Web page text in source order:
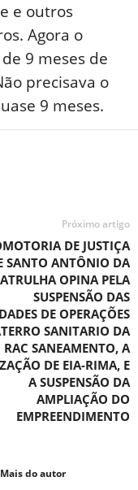
e outros
Agora o
9 meses de
precisava o
9 meses.
Próximo artigo
DE JUSTIÇA
SANTO ANTÔNIO DA
OPINA PELA
SUSPENSÃO DAS
DE OPERAÇÕES
SANITARIO DA
RAC SANEAMENTO, A
DE EIA-RIMA, E
A SUSPENSÃO DA
AMPLIAÇÃO DO
EMPREENDIMENTO
Mais do autor